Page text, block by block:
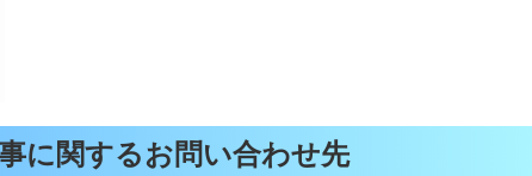
に関するお問い合わせ先